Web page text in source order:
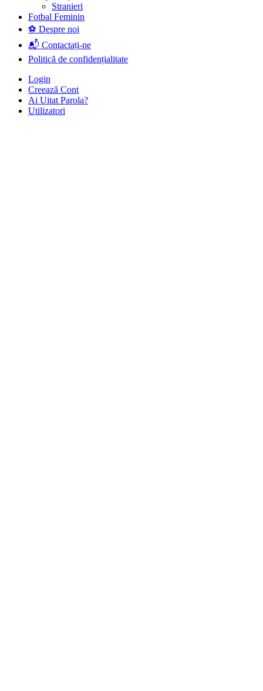
Stranieri
Fotbal Feminin
⚽ Despre noi
📬 Contactați-ne
Politică de confidențialitate
Login
Creează Cont
Ai Uitat Parola?
Utilizatori